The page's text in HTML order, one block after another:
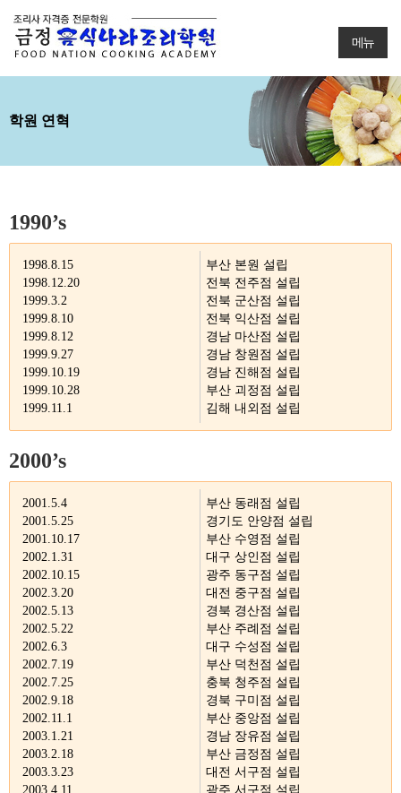
메뉴
학원 연혁
1990’s
1998.8.15
1998.12.20
1999.3.2
1999.8.10
1999.8.12
1999.9.27
1999.10.19
1999.10.28
1999.11.1
부산 본원 설립
전북 전주점 설립
전북 군산점 설립
전북 익산점 설립
경남 마산점 설립
경남 창원점 설립
경남 진해점 설립
부산 괴정점 설립
김해 내외점 설립
2000’s
2001.5.4
2001.5.25
2001.10.17
2002.1.31
2002.10.15
2002.3.20
2002.5.13
2002.5.22
2002.6.3
2002.7.19
2002.7.25
2002.9.18
2002.11.1
2003.1.21
2003.2.18
2003.3.23
2003.4.11
부산 동래점 설립
경기도 안양점 설립
부산 수영점 설립
대구 상인점 설립
광주 동구점 설립
대전 중구점 설립
경북 경산점 설립
부산 주례점 설립
대구 수성점 설립
부산 덕천점 설립
충북 청주점 설립
경북 구미점 설립
부산 중앙점 설립
경남 장유점 설립
부산 금정점 설립
대전 서구점 설립
광주 서구점 설립